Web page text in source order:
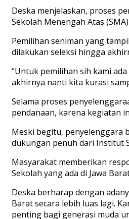
Deska menjelaskan, proses
Sekolah Menengah Atas
Pemilihan seniman yang
dilakukan seleksi hingga
“Untuk pemilihan sih kami
akhirnya nanti kita kurasi
Selama proses
pendanaan, karena kegiatan
Meski begitu, penyelenggara
dukungan penuh dari Institut
Masyarakat memberikan
Sekolah yang ada di Jawa
Deska berharap dengan
Barat secara lebih luas lagi.
penting bagi generasi muda